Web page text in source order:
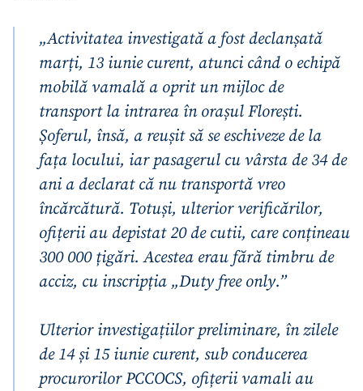
„Activitatea investigată a fost declanșată
marți, 13 iunie curent, atunci când o echipă
mobilă vamală a oprit un mijloc de
transport la intrarea în orașul Florești.
Șoferul, însă, a reușit să se eschiveze de la
fața locului, iar pasagerul cu vârsta de 34 de
ani a declarat că nu transportă vreo
încărcătură. Totuși, ulterior verificărilor,
ofițerii au depistat 20 de cutii, care conțineau
300 000 țigări. Acestea erau fără timbru de
acciz, cu inscripția „Duty free only.”
Ulterior investigațiilor preliminare, în zilele
de 14 și 15 iunie curent, sub conducerea
procurorilor PCCOCS, ofițerii vamali au